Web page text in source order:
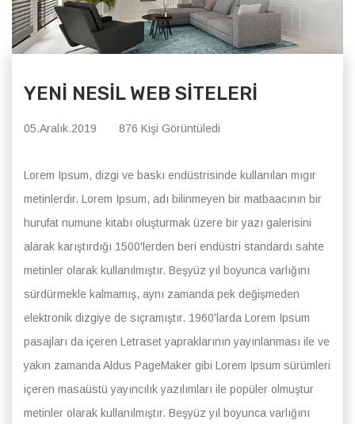
YENİ NESİL WEB SİTELERİ
05.Aralık.2019 876 Kişi Görüntüledi
Lorem Ipsum, dizgi ve baskı endüstrisinde kullanılan mıgır
metinlerdir. Lorem Ipsum, adı bilinmeyen bir matbaacının bir
hurufat numune kitabı oluşturmak üzere bir yazı galerisini
alarak karıştırdığı 1500'lerden beri endüstri standardı sahte
metinler olarak kullanılmıştır. Beşyüz yıl boyunca varlığını
sürdürmekle kalmamış, aynı zamanda pek değişmeden
elektronik dizgiye de sıçramıştır. 1960'larda Lorem Ipsum
pasajları da içeren Letraset yapraklarının yayınlanması ile ve
yakın zamanda Aldus PageMaker gibi Lorem Ipsum sürümleri
içeren masaüstü yayıncılık yazılımları ile popüler olmuştur
metinler olarak kullanılmıştır. Beşyüz yıl boyunca varlığını